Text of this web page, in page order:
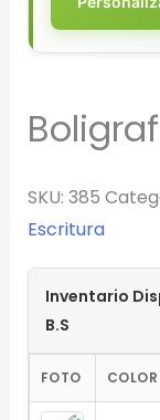
SKU: 385
Escritura
Inventario
B.S
FOTO COLOR